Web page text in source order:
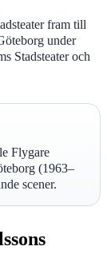
fram till
under
Stadsteater och
Flygare
(1963–
scener.